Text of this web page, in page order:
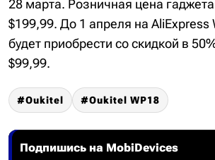
28 марта. Розничная цена
$199,99. До 1 апреля на
будет приобрести со скидкой в
$99,99.
Oukitel Oukitel WP18
Подпишись на MobiDevices